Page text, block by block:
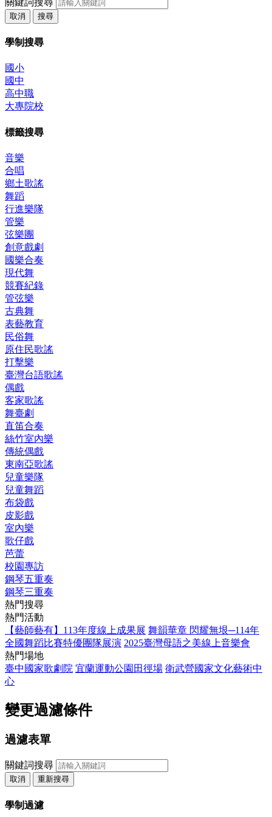
關鍵詞搜尋
取消 搜尋
學制搜尋
國小
國中
高中職
大專院校
標籤搜尋
音樂
合唱
鄉土歌謠
舞蹈
行進樂隊
管樂
弦樂團
創意戲劇
國樂合奏
現代舞
競賽紀錄
管弦樂
古典舞
表藝教育
民俗舞
原住民歌謠
打擊樂
臺灣台語歌謠
偶戲
客家歌謠
舞臺劇
直笛合奏
絲竹室內樂
傳統偶戲
東南亞歌謠
兒童樂隊
兒童舞蹈
布袋戲
皮影戲
室內樂
歌仔戲
芭蕾
校園專訪
鋼琴五重奏
鋼琴三重奏
熱門搜尋
熱門活動
【藝師藝有】113年度線上成果展 舞韻華章 閃耀無垠─114年
全國舞蹈比賽特優團隊展演 2025臺灣母語之美線上音樂會
熱門場地
臺中國家歌劇院 宜蘭運動公園田徑場 衛武營國家文化藝術中
心
變更過濾條件
過濾表單
關鍵詞搜尋
取消 重新搜尋
學制過濾